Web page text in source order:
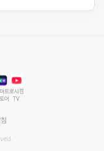
트
어
로시컴
TV